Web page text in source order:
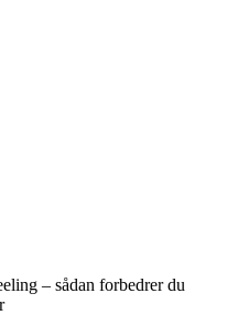
– sådan forbedrer du